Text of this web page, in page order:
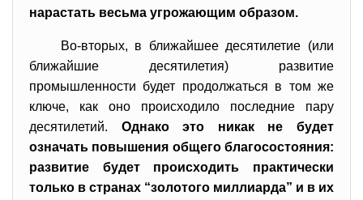
нарастать весьма угрожающим образом.
Во-вторых, в ближайшее десятилетие (или
ближайшие десятилетия) развитие
промышленности будет продолжаться в том же
ключе, как оно происходило последние пару
десятилетий. Однако это никак не будет
означать повышения общего благосостояния:
развитие будет происходить практически
только в странах “золотого миллиарда” и в их